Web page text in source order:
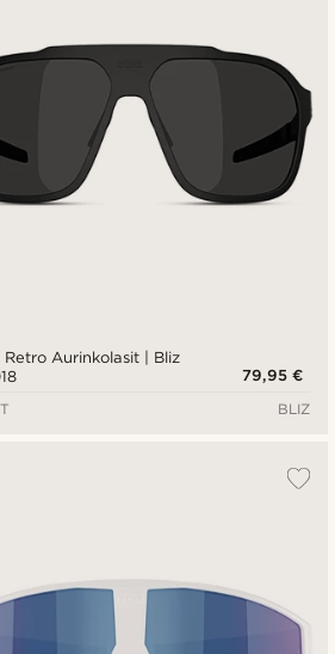
Retro Aurinkolasit | Bliz
79,95 €
BLIZ